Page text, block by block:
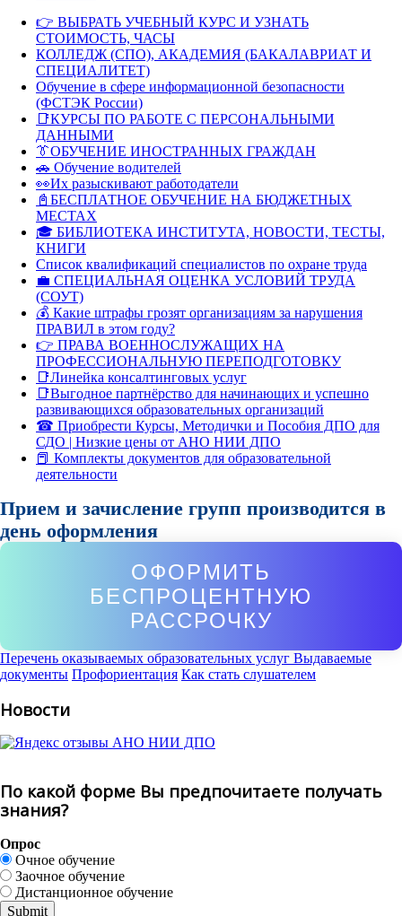
👉 ВЫБРАТЬ УЧЕБНЫЙ КУРС И УЗНАТЬ
СТОИМОСТЬ, ЧАСЫ
КОЛЛЕДЖ (СПО), АКАДЕМИЯ (БАКАЛАВРИАТ И
СПЕЦИАЛИТЕТ)
Обучение в сфере информационной безопасности
(ФСТЭК России)
📑КУРСЫ ПО РАБОТЕ С ПЕРСОНАЛЬНЫМИ
ДАННЫМИ
👔ОБУЧЕНИЕ ИНОСТРАННЫХ ГРАЖДАН
🚗 Обучение водителей
👀Их разыскивают работодатели
📓БЕСПЛАТНОЕ ОБУЧЕНИЕ НА БЮДЖЕТНЫХ
МЕСТАХ
🎓 БИБЛИОТЕКА ИНСТИТУТА, НОВОСТИ, ТЕСТЫ,
КНИГИ
Список квалификаций специалистов по охране труда
💼 СПЕЦИАЛЬНАЯ ОЦЕНКА УСЛОВИЙ ТРУДА
(СОУТ)
💰 Какие штрафы грозят организациям за нарушения
ПРАВИЛ в этом году?
👉 ПРАВА ВОЕННОСЛУЖАЩИХ НА
ПРОФЕССИОНАЛЬНУЮ ПЕРЕПОДГОТОВКУ
📑Линейка консалтинговых услуг
📑Выгодное партнёрство для начинающих и успешно
развивающихся образовательных организаций
☎ Приобрести Курсы, Методички и Пособия ДПО для
СДО | Низкие цены от АНО НИИ ДПО
📕 Комплекты документов для образовательной
деятельности
Прием и зачисление групп производится в
день оформления
ОФОРМИТЬ
БЕСПРОЦЕНТНУЮ
РАССРОЧКУ
Перечень оказываемых образовательных услуг Выдаваемые
документы Профориентация Как стать слушателем
Новости
По какой форме Вы предпочитаете получать
знания?
Опрос
Очное обучение
Заочное обучение
Дистанционное обучение